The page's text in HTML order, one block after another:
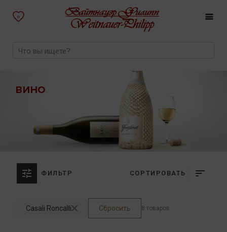
0
ВИНО
ФИЛЬТР СОРТИРОВАТЬ
Casali Roncalli Сбросить 8 товаров